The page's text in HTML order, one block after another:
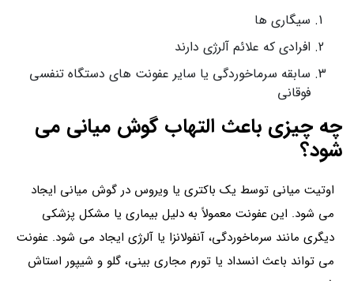
سیگاری ها
افرادی که علائم آلرژی دارند
سابقه سرماخوردگی یا سایر عفونت های دستگاه تنفسی
فوقانی
چه چیزی باعث التهاب گوش میانی می
شود؟
اوتیت میانی توسط یک باکتری یا ویروس در گوش میانی ایجاد
می شود. این عفونت معمولاً به دلیل بیماری یا مشکل پزشکی
دیگری مانند سرماخوردگی، آنفولانزا یا آلرژی ایجاد می شود. عفونت
می تواند باعث انسداد یا تورم مجاری بینی، گلو و شیپور استاش